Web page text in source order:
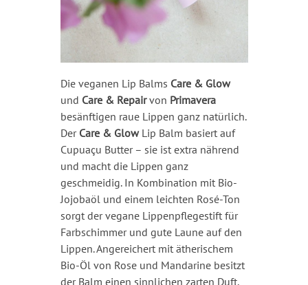
Die veganen Lip Balms Care & Glow
und Care & Repairvon Primavera
besänftigen raue Lippen ganz natürlich.
Der Care & GlowLip Balm basiert auf
Cupuaçu Butter – sie ist extra nährend
und macht die Lippen ganz
geschmeidig. In Kombination mit Bio-
Jojobaöl und einem leichten Rosé-Ton
sorgt der vegane Lippenpflegestift für
Farbschimmer und gute Laune auf den
Lippen. Angereichert mit ätherischem
Bio-Öl von Rose und Mandarine besitzt
der Balm einen sinnlichen zarten Duft,